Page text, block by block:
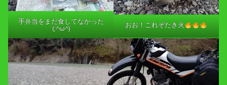
手弁当をまだ食してなかった
(;^ω^) おお！これぞたき火